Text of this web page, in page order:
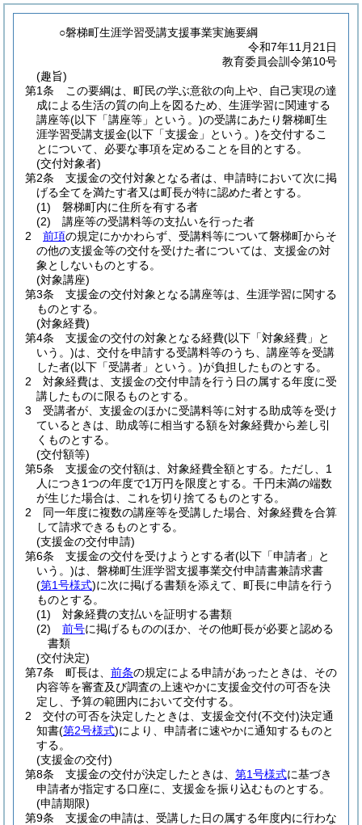
○磐梯町生涯学習受講支援事業実施要綱
令和7年11月21日
教育委員会訓令第10号
(趣旨)
第1条
この要綱は、町民の学ぶ意欲の向上や、自己実現の達
成による生活の質の向上を図るため、生涯学習に関連する
講座等(以下「講座等」という。)の受講にあたり磐梯町生
涯学習受講支援金(以下「支援金」という。)を交付するこ
とについて、必要な事項を定めることを目的とする。
(交付対象者)
第2条
支援金の交付対象となる者は、申請時において次に掲
げる全てを満たす者又は町長が特に認めた者とする。
(1)
磐梯町内に住所を有する者
(2)
講座等の受講料等の支払いを行った者
2
前項の規定にかかわらず、受講料等について磐梯町からそ
の他の支援金等の交付を受けた者については、支援金の対
象としないものとする。
(対象講座)
第3条
支援金の交付対象となる講座等は、生涯学習に関する
ものとする。
(対象経費)
第4条
支援金の交付の対象となる経費(以下「対象経費」と
いう。)は、交付を申請する受講料等のうち、講座等を受講
した者(以下「受講者」という。)が負担したものとする。
2
対象経費は、支援金の交付申請を行う日の属する年度に受
講したものに限るものとする。
3
受講者が、支援金のほかに受講料等に対する助成等を受け
ているときは、助成等に相当する額を対象経費から差し引
くものとする。
(交付額等)
第5条
支援金の交付額は、対象経費全額とする。 ただし、1
人につき1つの年度で1万円を限度とする。 千円未満の端数
が生じた場合は、これを切り捨てるものとする。
2
同一年度に複数の講座等を受講した場合、対象経費を合算
して請求できるものとする。
(支援金の交付申請)
第6条
支援金の交付を受けようとする者(以下「申請者」と
いう。)は、磐梯町生涯学習支援事業交付申請書兼請求書
(第1号様式)に次に掲げる書類を添えて、町長に申請を行う
ものとする。
(1)
対象経費の支払いを証明する書類
(2)
前号に掲げるもののほか、その他町長が必要と認める
書類
(交付決定)
第7条
町長は、 前条の規定による申請があったときは、その
内容等を審査及び調査の上速やかに支援金交付の可否を決
定し、予算の範囲内において交付する。
2
交付の可否を決定したときは、支援金交付(不交付)決定通
知書(第2号様式)により、申請者に速やかに通知するものと
する。
(支援金の交付)
第8条
支援金の交付が決定したときは、 第1号様式に基づき
申請者が指定する口座に、支援金を振り込むものとする。
(申請期限)
第9条
支援金の申請は、受講した日の属する年度内に行わな